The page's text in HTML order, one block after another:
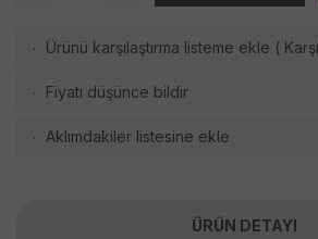
· Ürünü karşılaştırma listeme ekle (
· Fiyatı düşünce bildir
· Aklımdakiler listesine ekle
ÜRÜN DETAYI